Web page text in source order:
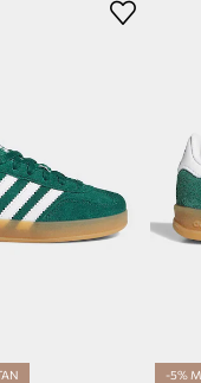
-5%